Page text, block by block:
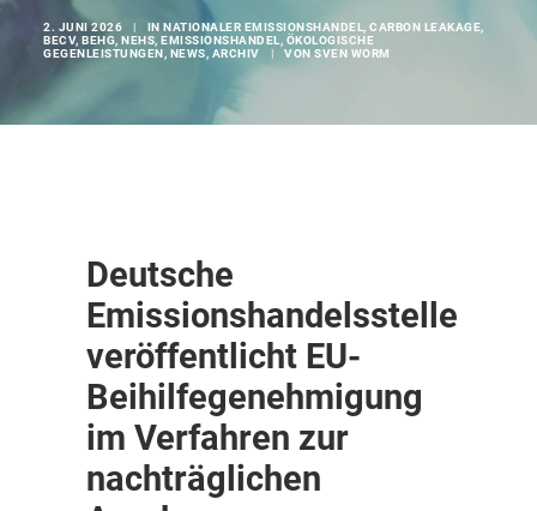
2. JUNI 2026 | IN NATIONALER EMISSIONSHANDEL CARBON LEAKAGE
BECV, BEHG, NEHS, EMISSIONSHANDEL
ÖKOLOGISCHE
GEGENLEISTUNGEN, NEWS, ARCHIV | VON SVEN WORM
Deutsche
Emissionshandelsstelle
veröffentlicht EU-
Beihilfegenehmigung
im Verfahren zur
nachträglichen